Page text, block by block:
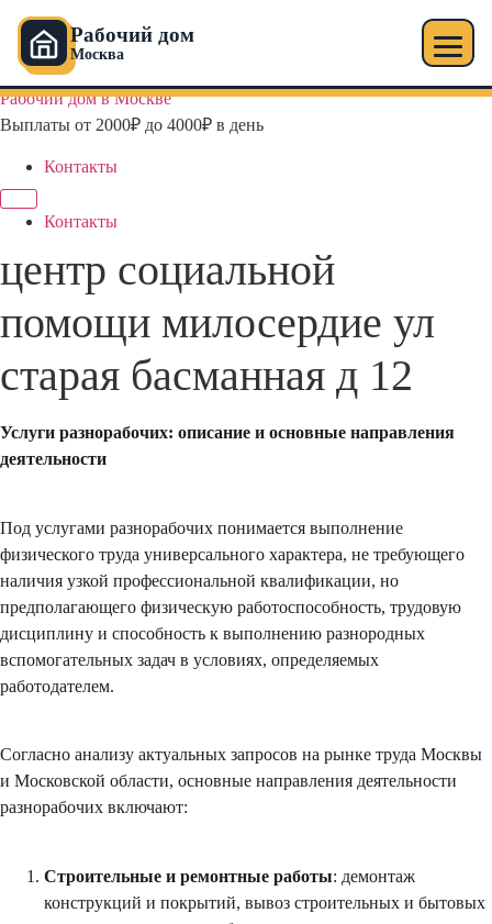
Рабочий дом
Москва
Перейти
к
Рабочий дом в Москве
Выплаты от 2000₽ до 4000₽ в день
Контакты
Контакты
центр социальной
помощи милосердие ул
старая басманная д 12
Услуги разнорабочих: описание и основные направления
деятельности
Под услугами разнорабочих понимается выполнение
физического труда универсального характера, не требующего
наличия узкой профессиональной квалификации, но
предполагающего физическую работоспособность, трудовую
дисциплину и способность к выполнению разнородных
вспомогательных задач в условиях, определяемых
работодателем.
Согласно анализу актуальных запросов на рынке труда Москвы
и Московской области, основные направления деятельности
разнорабочих включают:
Строительные и ремонтные работы: демонтаж
конструкций и покрытий, вывоз строительных и бытовых